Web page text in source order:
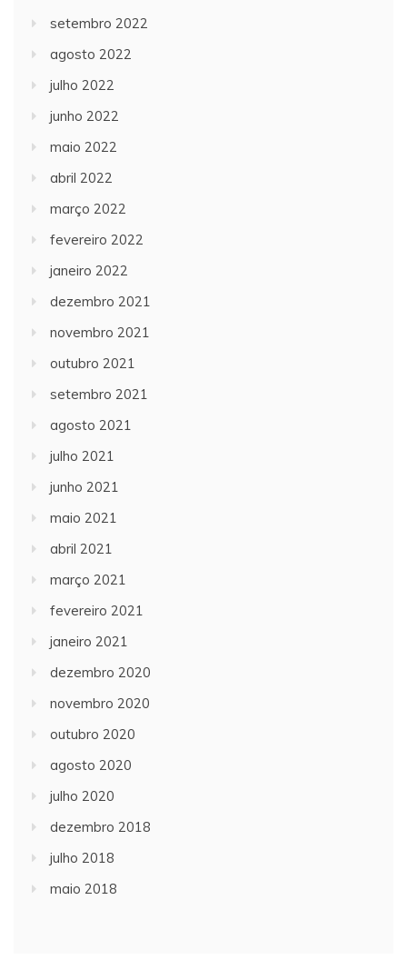
setembro 2022
agosto 2022
julho 2022
junho 2022
maio 2022
abril 2022
março 2022
fevereiro 2022
janeiro 2022
dezembro 2021
novembro 2021
outubro 2021
setembro 2021
agosto 2021
julho 2021
junho 2021
maio 2021
abril 2021
março 2021
fevereiro 2021
janeiro 2021
dezembro 2020
novembro 2020
outubro 2020
agosto 2020
julho 2020
dezembro 2018
julho 2018
maio 2018